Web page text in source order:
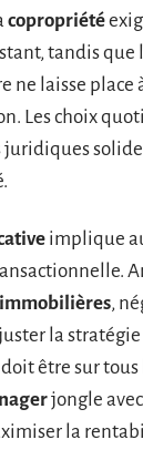
copropriété
tandis que
ne laisse place
Les choix
juridiques
implique
,
la
être sur tous
jongle
la